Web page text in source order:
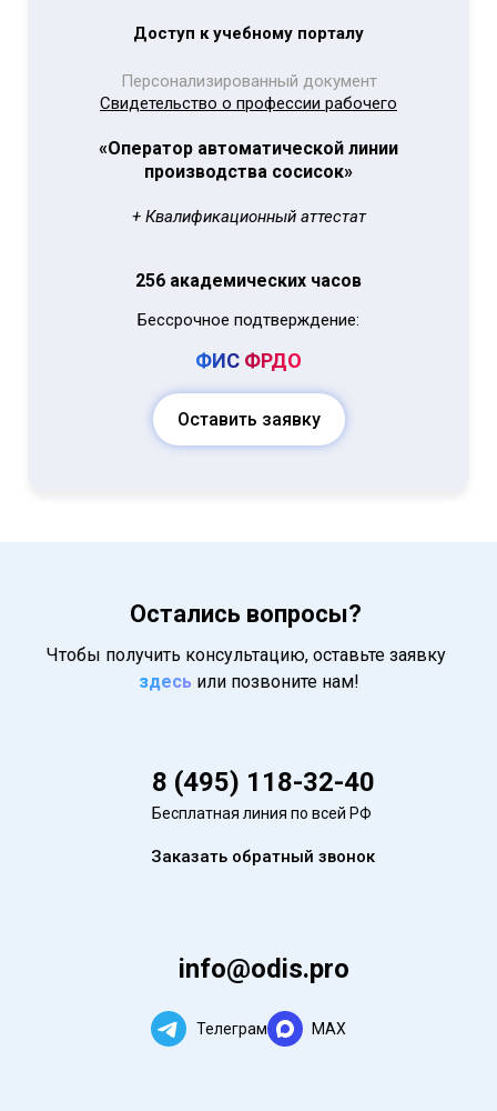
Доступ к учебному порталу
Персонализированный документ
Свидетельство о профессии рабочего
«Оператор автоматической линии
производства сосисок»
+ Квалификационный аттестат
256 академических часов
Бессрочное подтверждение:
ФИС ФРДО
Оставить заявку
Остались вопросы?
Чтобы получить консультацию, оставьте заявку
здесь или позвоните нам!
8 (495) 118-32-40
Бесплатная линия по всей РФ
Заказать обратный звонок
info@odis.pro
Телеграм MAX